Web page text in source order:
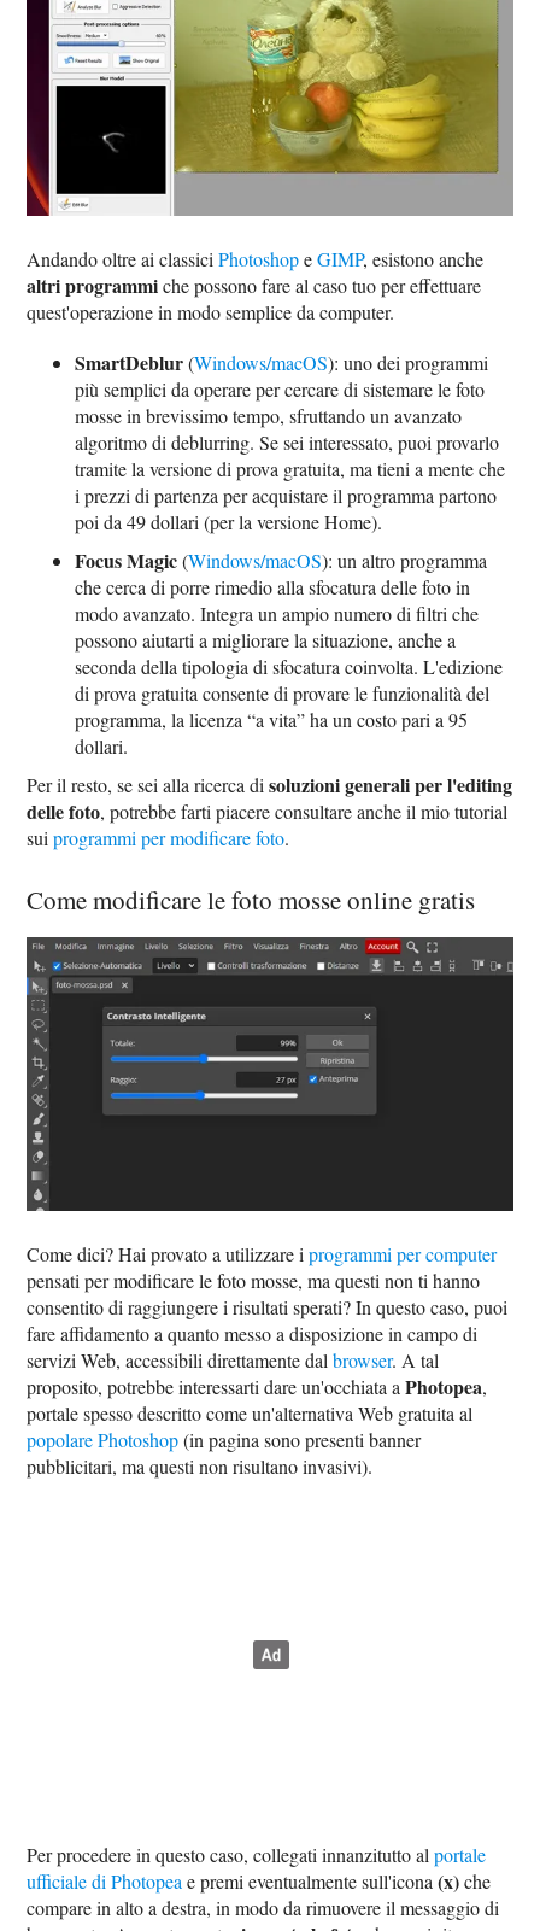
Andando oltre ai classiciPhotoshopeGIMP, esistono anche
altri programmiche possono fare al caso tuo per effettuare
quest'operazione in modo semplice da computer.
SmartDeblur(Windows/macOS): uno dei programmi
più semplici da operare per cercare di sistemare le foto
mosse in brevissimo tempo, sfruttando un avanzato
algoritmo di deblurring. Se sei interessato, puoi provarlo
tramite la versione di prova gratuita, ma tieni a mente che
i prezzi di partenza per acquistare il programma partono
poi da 49 dollari (per la versione Home).
Focus Magic(Windows/macOS): un altro programma
che cerca di porre rimedio alla sfocatura delle foto in
modo avanzato. Integra un ampio numero di filtri che
possono aiutarti a migliorare la situazione, anche a
seconda della tipologia di sfocatura coinvolta. L'edizione
di prova gratuita consente di provare le funzionalità del
programma, la licenza “a vita” ha un costo pari a 95
dollari.
Per il resto, se sei alla ricerca disoluzioni generali per l'editing
delle foto, potrebbe farti piacere consultare anche il mio tutorial
suiprogrammi per modificare foto.
Come modificare le foto mosse online gratis
Come dici? Hai provato a utilizzare iprogrammi per computer
pensati per modificare le foto mosse, ma questi non ti hanno
consentito di raggiungere i risultati sperati? In questo caso, puoi
fare affidamento a quanto messo a disposizione in campo di
servizi Web, accessibili direttamente dalbrowser. A tal
proposito, potrebbe interessarti dare un'occhiata aPhotopea,
portale spesso descritto come un'alternativa Web gratuita al
popolare Photoshop(in pagina sono presenti banner
pubblicitari, ma questi non risultano invasivi).
Per procedere in questo caso, collegati innanzitutto alportale
ufficiale di Photopea e premi eventualmente sull'icona(x)che
compare in alto a destra, in modo da rimuovere il messaggio di